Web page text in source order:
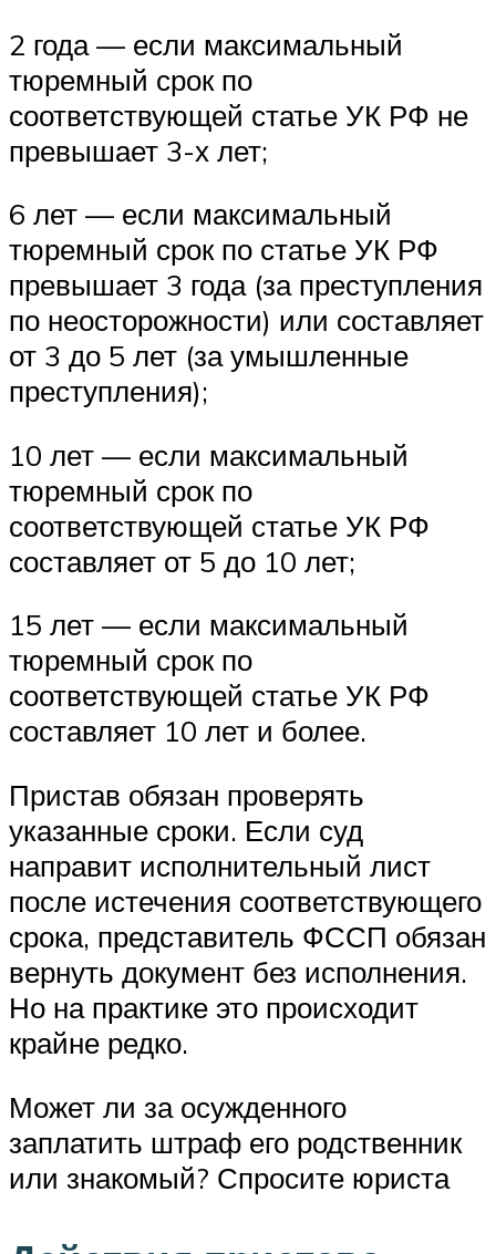
2 года — если максимальный
тюремный срок по
соответствующей статье УК РФ не
превышает 3-х лет;
6 лет — если максимальный
тюремный срок по статье УК РФ
превышает 3 года (за преступления
по неосторожности) или составляет
от 3 до 5 лет (за умышленные
преступления);
10 лет — если максимальный
тюремный срок по
соответствующей статье УК РФ
составляет от 5 до 10 лет;
15 лет — если максимальный
тюремный срок по
соответствующей статье УК РФ
составляет 10 лет и более.
Пристав обязан проверять
указанные сроки. Если суд
направит исполнительный лист
после истечения соответствующего
срока, представитель ФССП обязан
вернуть документ без исполнения.
Но на практике это происходит
крайне редко.
Может ли за осужденного
заплатить штраф его родственник
или знакомый? Спросите юриста